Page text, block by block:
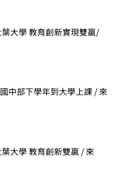
大學 教育創新實現雙贏/
中部下學年到大學上課 / 來
大學 教育創新雙贏 / 來